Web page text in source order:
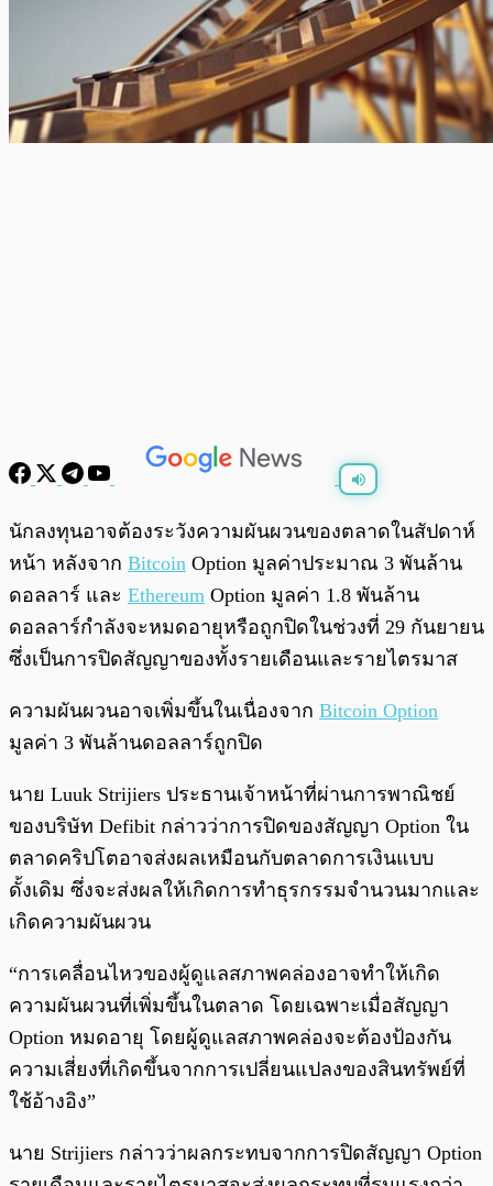
0:00/ 0:00
นักลงทุนอาจต้องระวังความผันผวนของตลาดในสัปดาห์
หน้า หลังจาก Bitcoin Option มูลค่าประมาณ 3 พันล้าน
ดอลลาร์ และ Ethereum Option มูลค่า 1.8 พันล้าน
ดอลลาร์กำลังจะหมดอายุหรือถูกปิดในช่วงที่ 29 กันยายน
ซึ่งเป็นการปิดสัญญาของทั้งรายเดือนและรายไตรมาส
ความผันผวนอาจเพิ่มขึ้นในเนื่องจาก Bitcoin Option
มูลค่า 3 พันล้านดอลลาร์ถูกปิด
นาย Luuk Strijiers ประธานเจ้าหน้าที่ผ่านการพาณิชย์
ของบริษัท Defibit กล่าวว่าการปิดของสัญญา Option ใน
ตลาดคริปโตอาจส่งผลเหมือนกับตลาดการเงินแบบ
ดั้งเดิม ซึ่งจะส่งผลให้เกิดการทำธุรกรรมจำนวนมากและ
เกิดความผันผวน
“การเคลื่อนไหวของผู้ดูแลสภาพคล่องอาจทำให้เกิด
ความผันผวนที่เพิ่มขึ้นในตลาด โดยเฉพาะเมื่อสัญญา
Option หมดอายุ โดยผู้ดูแลสภาพคล่องจะต้องป้องกัน
ความเสี่ยงที่เกิดขึ้นจากการเปลี่ยนแปลงของสินทรัพย์ที่
ใช้อ้างอิง”
นาย Strijiers กล่าวว่าผลกระทบจากการปิดสัญญา Option